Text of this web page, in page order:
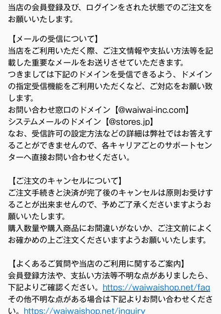
当店の会員登録及び、ログインをされた状態でのご注文を
お願いいたします。
【メールの受信について】
当店をご利用いただく際、ご注文情報や支払い方法等を記
載した重要なメールをお送りさせていただきます。
つきましては下記のドメインを受信できるよう、ドメイン
の指定受信機能をご利用いただくなど、ご対応をお願い致
します。
お問い合わせ窓口のドメイン【@waiwai-inc.com】
システムメールのドメイン【@stores.jp】
なお、受信許可の設定方法などの詳細は弊社ではお答えす
ることができませんので、各キャリアごとのサポートセン
ターへ直接お問い合わせください。
【ご注文のキャンセルについて】
ご注文手続きと決済が完了後のキャンセルは原則お受けす
ることが出来ませんので、予めご了承くださいますようお
願いいたします。
購入数量や購入商品にお間違いがないか、ご注文前によく
お確かめの上ご注文くださいますようお願いいたします。
【よくあるご質問や当店のご利用に関するご案内】
会員登録方法や、支払い方法等不明な点がありましたら、
下記よりご確認ください。
https://waiwaishop.net/faq
その他不明な点がある場合は下記よりお問い合わせくださ
い。
https://waiwaishop.net/inquiry